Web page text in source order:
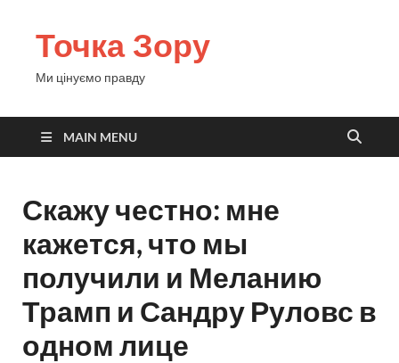
Точка Зору
Ми цінуємо правду
MAIN MENU
Скажу честно: мне
кажется, что мы
получили и Меланию
Трамп и Сандру Руловс в
одном лице